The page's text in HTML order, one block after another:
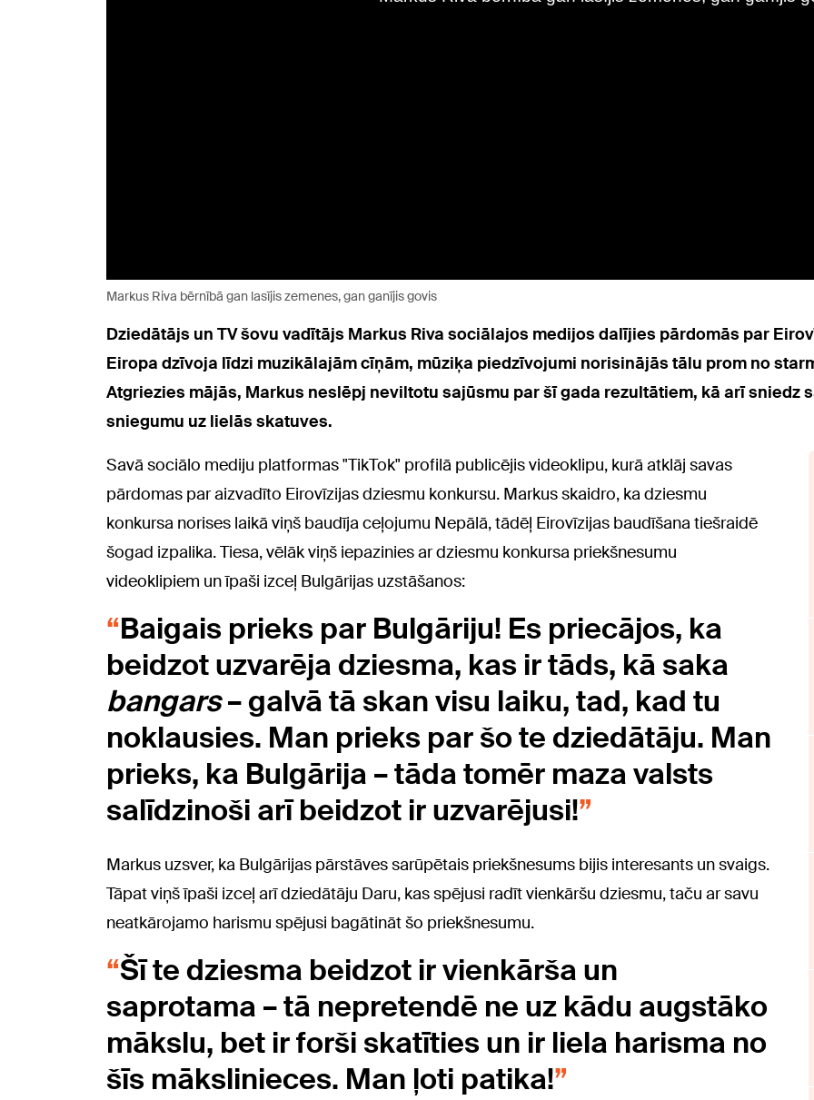
Markus Riva bērnībā gan lasījis zemenes, gan ganījis govis
Dziedātājs un TV šovu vadītājs Markus Riva sociālajos medijos dalījies pārdomās par
Eiropa dzīvoja līdzi muzikālajām cīņām, mūziķa piedzīvojumi norisinājās tālu prom no
Atgriezies mājās, Markus neslēpj neviltotu sajūsmu par šī gada rezultātiem, kā arī sniedz
sniegumu uz lielās skatuves.
Savā sociālo mediju platformas "TikTok" profilā publicējis videoklipu, kurā atklāj savas
pārdomas par aizvadīto Eirovīzijas dziesmu konkursu. Markus skaidro, ka dziesmu
konkursa norises laikā viņš baudīja ceļojumu Nepālā, tādēļ Eirovīzijas baudīšana tiešraidē
šogad izpalika. Tiesa, vēlāk viņš iepazinies ar dziesmu konkursa priekšnesumu
videoklipiem un īpaši izceļ Bulgārijas uzstāšanos:
Baigais prieks par Bulgāriju! Es priecājos, ka
beidzot uzvarēja dziesma, kas ir tāds, kā saka
bangars– galvā tā skan visu laiku, tad, kad tu
noklausies. Man prieks par šo te dziedātāju. Man
prieks, ka Bulgārija – tāda tomēr maza valsts
salīdzinoši arī beidzot ir uzvarējusi!
Markus uzsver, ka Bulgārijas pārstāves sarūpētais priekšnesums bijis interesants un svaigs.
Tāpat viņš īpaši izceļ arī dziedātāju Daru, kas spējusi radīt vienkāršu dziesmu, taču ar savu
neatkārojamo harismu spējusi bagātināt šo priekšnesumu.
Šī te dziesma beidzot ir vienkārša un
saprotama – tā nepretendē ne uz kādu augstāko
mākslu, bet ir forši skatīties un ir liela harisma no
šīs mākslinieces. Man ļoti patika!